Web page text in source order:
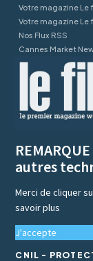
Votre magazine Le
Votre magazine Le
Nos Flux RSS
Cannes Market
autres
Merci de cliquer
savoir plus
J'accepte
CNIL -